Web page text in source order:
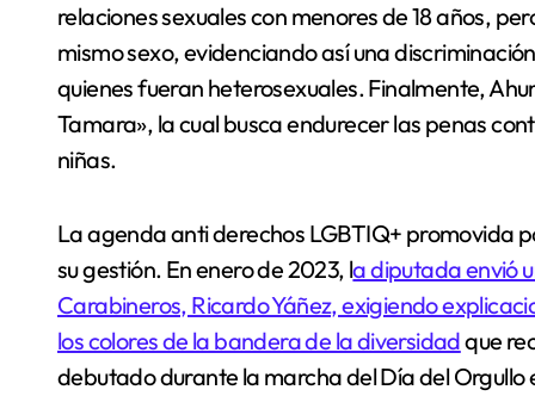
relaciones sexuales con menores de 18 años,
mismo sexo, evidenciando así una
quienes fueran heterosexuales. Finalmente,
Tamara», la cual busca endurecer las penas
niñas.
La agenda anti derechos LGBTIQ+ promovida
su gestión. En enero de 2023, la diputada envió
Carabineros, Ricardo Yáñez, exigiendo
los colores de la bandera de la diversidadque
debutado durante la marcha del Día del Orgullo